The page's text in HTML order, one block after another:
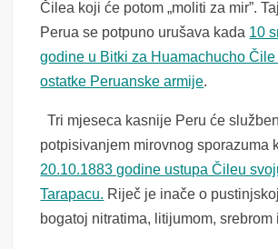
Čilea koji će potom „moliti za mir”.
Perua se potpuno urušava kada 10
godine u Bitki za Huamachucho Čile
ostatke Peruanske armije.
Tri mjeseca kasnije Peru će
potpisivanjem mirovnog sporazuma
20.10.1883 godine ustupa Čileu
Tarapacu. Riječ je inače o
bogatoj nitratima, litijumom, srebrom